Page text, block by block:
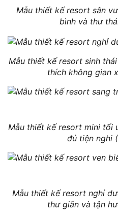
Mẫu thiết kế resort sân
bình và thư
Mẫu thiết kế resort sinh
thích không gian
Mẫu thiết kế resort mini tối
đủ tiện nghi
Mẫu thiết kế resort nghỉ
thư giãn và tận